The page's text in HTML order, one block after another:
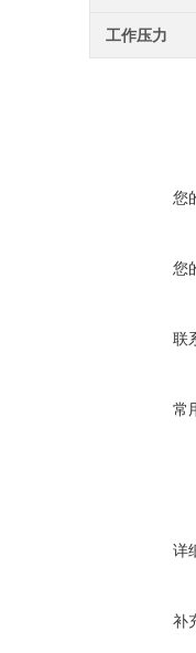
工作压力
您
您
联
常
详
补